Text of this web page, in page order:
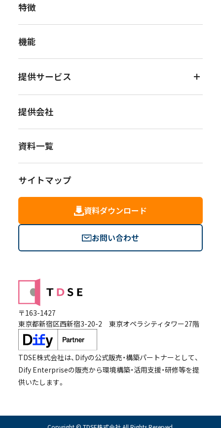
特徴
機能
提供サービス
- Dify Community
- アプリ／エージェント構築
提供会社
資料一覧
サイトマップ
資料ダウンロード
お問い合わせ
〒163-1427
東京都新宿区西新宿3-20-2 東京オペラシティタワー27階
TDSE株式会社は、Difyの公式販売・構築パートナーとして、
Dify Enterpriseの販売から環境構築・活用支援・研修等を提
供いたします。